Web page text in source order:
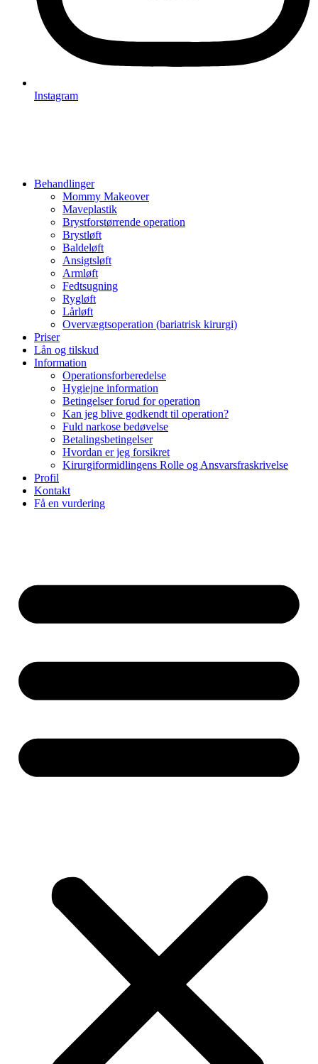
Instagram
Behandlinger
Mommy Makeover
Maveplastik
Brystforstørrende operation
Brystløft
Baldeløft
Ansigtsløft
Armløft
Fedtsugning
Rygløft
Lårløft
Overvægtsoperation (bariatrisk kirurgi)
Priser
Lån og tilskud
Information
Operationsforberedelse
Hygiejne information
Betingelser forud for operation
Kan jeg blive godkendt til operation?
Fuld narkose bedøvelse
Betalingsbetingelser
Hvordan er jeg forsikret
Kirurgiformidlingens Rolle og Ansvarsfraskrivelse
Profil
Kontakt
Få en vurdering